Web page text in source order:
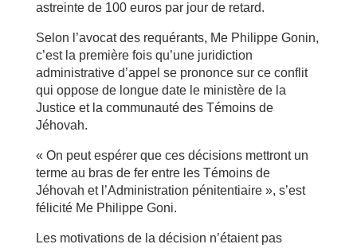
astreinte de 100 euros par jour de retard.
Selon l’avocat des requérants, Me Philippe Gonin,
c’est la première fois qu’une juridiction
administrative d’appel se prononce sur ce conflit
qui oppose de longue date le ministère de la
Justice et la communauté des Témoins de
Jéhovah.
« On peut espérer que ces décisions mettront un
terme au bras de fer entre les Témoins de
Jéhovah et l’Administration pénitentiaire », s’est
félicité Me Philippe Goni.
Les motivations de la décision n’étaient pas